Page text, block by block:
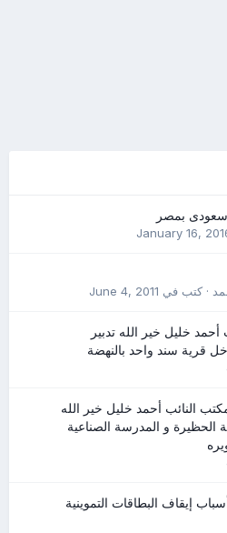
بمصر
January 16,
· كتب في June 4, 2011
خليل خير الله تدبير
قرية سند واحد بالنهضة
النائب أحمد خليل خير الله
الحظيرة و المدرسة الصناعية
إيقاف البطاقات التموينية